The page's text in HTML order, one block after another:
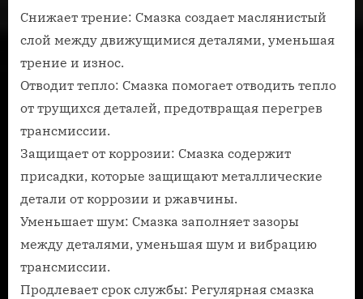
Снижает трение: Смазка создает маслянистый
слой между движущимися деталями, уменьшая
трение и износ.
Отводит тепло: Смазка помогает отводить тепло
от трущихся деталей, предотвращая перегрев
трансмиссии.
Защищает от коррозии: Смазка содержит
присадки, которые защищают металлические
детали от коррозии и ржавчины.
Уменьшает шум: Смазка заполняет зазоры
между деталями, уменьшая шум и вибрацию
трансмиссии.
Продлевает срок службы: Регулярная смазка